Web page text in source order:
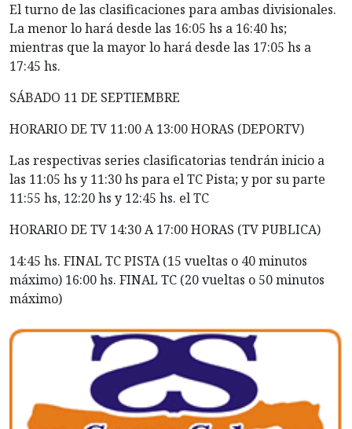
El turno de las clasificaciones para ambas divisionales.
La menor lo hará desde las 16:05 hs a 16:40 hs;
mientras que la mayor lo hará desde las 17:05 hs a
17:45 hs.
SÁBADO 11 DE SEPTIEMBRE
HORARIO DE TV 11:00 A 13:00 HORAS (DEPORTV)
Las respectivas series clasificatorias tendrán inicio a
las 11:05 hs y 11:30 hs para el TC Pista; y por su parte
11:55 hs, 12:20 hs y 12:45 hs. el TC
HORARIO DE TV 14:30 A 17:00 HORAS (TV PUBLICA)
14:45 hs. FINAL TC PISTA (15 vueltas o 40 minutos
máximo) 16:00 hs. FINAL TC (20 vueltas o 50 minutos
máximo)